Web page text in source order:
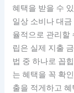
혜택을 받을 수
일상 소비나 대
율적으로 관리할
립은 실제 지출
법 중 하나로 꼽
는 혜택을 꼭 확
출을 적게하고